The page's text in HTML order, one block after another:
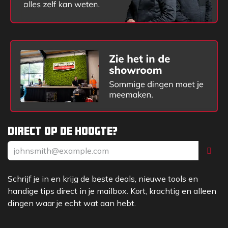
- Weergave van spelend nummer (titel, artiest,
album)*
- Bedieningsmenu instelbaar in meerdere talen
- USB stroomuitgang 5V voor het laden van een
mobiele telefoon
Uitrusting
- Verlichte LCD display
- Metalen speaker grill
- Rubberen bedieningsknoppen
- Neopreen-rubberen stroomkabel 2,9 meter
- Stekkerhouder op achterzijde
- Kabel-opbergmogelijkheid achter op de radio
Direct op de hoogte?
Schrijf je in en krijg de beste deals, nieuwe tools en
handige tips direct in je mailbox. Kort, krachtig en alleen
dingen waar je echt wat aan hebt.